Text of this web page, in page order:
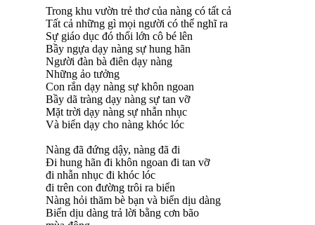
Trong khu vườn trẻ thơ của nàng có tất cả
Tất cả những gì mọi người có thể nghĩ ra
Sự giáo dục đó thổi lớn cô bé lên
Bầy ngựa dạy nàng sự hung hãn
Người đàn bà điên dạy nàng
Những ảo tưởng
Con rắn dạy nàng sự khôn ngoan
Bầy dã tràng dạy nàng sự tan vỡ
Mặt trời dạy nàng sự nhẫn nhục
Và biển dạy cho nàng khóc lóc
Nàng đã đứng dậy, nàng đã đi
Đi hung hãn đi khôn ngoan đi tan vỡ
đi nhẫn nhục đi khóc lóc
đi trên con đường trôi ra biển
Nàng hỏi thăm bè bạn và biển dịu dàng
Biển dịu dàng trả lời bằng cơn bão